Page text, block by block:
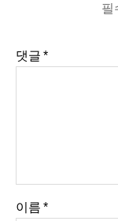
필
댓글*
이름*